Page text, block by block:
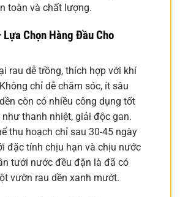
toàn và chất lượng.
Lựa Chọn Hàng Đầu Cho
rau dễ trồng, thích hợp với khí
chỉ dễ chăm sóc, ít sâu
còn có nhiều công dụng tốt
thanh nhiệt, giải độc gan.
thu hoạch chỉ sau 30-45 ngày
đặc tính chịu hạn và chịu nước
tưới nước đều đặn là đã có
vườn rau dền xanh mướt.